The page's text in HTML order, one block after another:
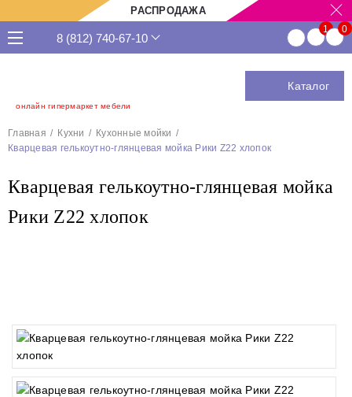
РАСПРОДАЖА
онлайн гипермаркет мебели
8 (812) 740-67-10
Каталог
Главная Кухни
Кухонные мойки
Кварцевая гелькоутно-глянцевая мойка Рики Z22 хлопок
Кварцевая гелькоутно-глянцевая мойка
Рики Z22 хлопок